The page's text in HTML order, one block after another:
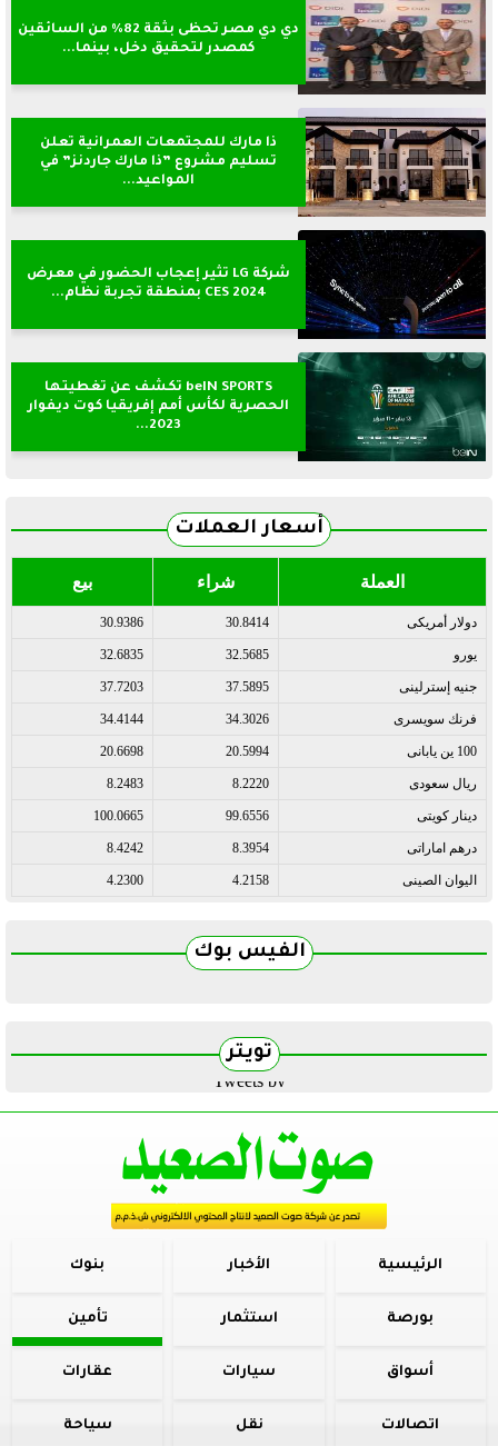
دي دي مصر تحظى بثقة 82% من السائقين
كمصدر لتحقيق دخل، بينما...
ذا مارك للمجتمعات العمرانية تعلن
تسليم مشروع ”ذا مارك جاردنز” في
المواعيد...
شركة LG تثير إعجاب الحضور في معرض
CES 2024 بمنطقة تجربة نظام...
beIN SPORTS تكشف عن تغطيتها
الحصرية لكأس أمم إفريقيا كوت ديفوار
2023...
أسعار العملات
العملة شراء بيع
دولار أمريكى 30.8414
30.9386
يورو 32.5685
32.6835
جنيه إسترلينى 37.5895
37.7203
فرنك سويسرى 34.3026
34.4144
100 ين يابانى 20.5994
20.6698
ريال سعودى 8.2220
8.2483
دينار كويتى 99.6556
100.0665
درهم اماراتى 8.3954
8.4242
اليوان الصينى 4.2158
4.2300
الفيس بوك
تويتر
Tweets by
الرئيسية الأخبار بنوك
بورصة استثمار تأمين
أسواق سيارات عقارات
اتصالات نقل سياحة